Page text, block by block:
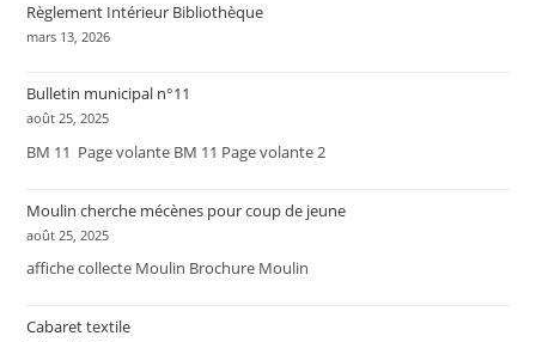
Règlement Intérieur Bibliothèque
mars 13, 2026
Bulletin municipal n°11
août 25, 2025
BM 11 Page volante BM 11 Page volante 2
Moulin cherche mécènes pour coup de jeune
août 25, 2025
affiche collecte Moulin Brochure Moulin
Cabaret textile